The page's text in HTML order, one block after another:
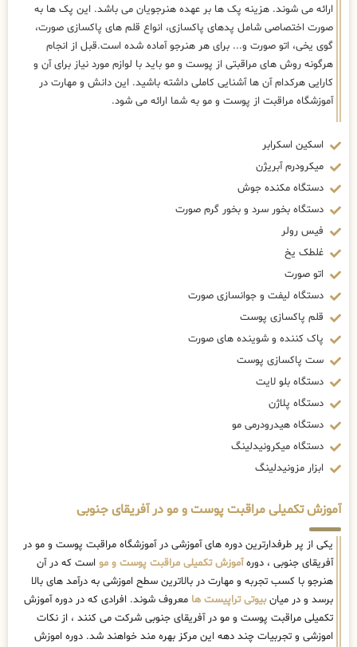
ارائه می شوند. هزینه پک ها بر عهده هنرجویان می باشد. این پک ها به
صورت اختصاصی شامل پدهای پاکسازی، انواع قلم های پاکسازی صورت،
گوی یخی، اتو صورت و... برای هر هنرجو آماده شده است.قبل از انجام
هرگونه روش های مراقبتی از پوست و مو باید با لوازم مورد نیاز برای آن و
کارایی هرکدام آن ها آشنایی کاملی داشته باشید. این دانش و مهارت در
آموزشگاه مراقبت از پوست و مو به شما ارائه می شود.
اسکین اسکرابر
میکرودرم آبریژن
دستگاه مکنده جوش
دستگاه بخور سرد و بخور گرم صورت
فیس رولر
غلطک یخ
اتو صورت
دستگاه لیفت و جوانسازی صورت
قلم پاکسازی پوست
پاک کننده و شوینده های صورت
ست پاکسازی پوست
دستگاه بلو لایت
دستگاه پلاژن
دستگاه هیدرودرمی مو
دستگاه میکرونیدلینگ
ابزار مزونیدلینگ
آموزش تکمیلی مراقبت پوست و مو در آفریقای جنوبی
یکی از پر طرفدارترین دوره های آموزشی در آموزشگاه مراقبت پوست و مو در
آفریقای جنوبی ، دورهآموزش تکمیلی مراقبت پوست و مو است که در آن
هنرجو با کسب تجربه و مهارت در بالاترین سطح اموزشی به درآمد های بالا
برسد و در میانبیوتی تراپیست ها معروف شوند. افرادی که در دوره آموزش
تکمیلی مراقبت پوست و مو در آفریقای جنوبی شرکت می کنند ، از نکات
اموزشی و تجربیات چند دهه این مرکز بهره مند خواهند شد. دوره اموزش